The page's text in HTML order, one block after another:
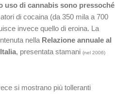
uso di cannabis sono pressoché
di cocaina (da 350 mila a 700
invece quello di eroina. La
nella Relazione annuale al
, presentata stamani (nel 2006)
si mostrano più tolleranti